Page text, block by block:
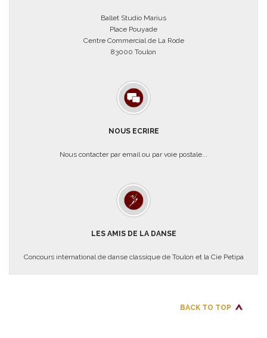
Ballet Studio Marius
Place Pouyade
Centre Commercial de La Rode
83000 Toulon
NOUS ECRIRE
Nous contacter par email ou par voie postale...
LES AMIS DE LA DANSE
Concours international de danse classique de Toulon et la Cie Petipa
BACK TO TOP